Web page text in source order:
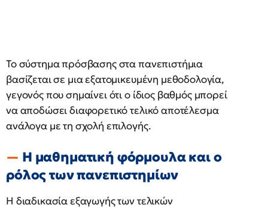
Το σύστημα πρόσβασης στα πανεπιστήμια
βασίζεται σε μια εξατομικευμένη μεθοδολογία,
γεγονός που σημαίνει ότι ο ίδιος βαθμός μπορεί
να αποδώσει διαφορετικό τελικό αποτέλεσμα
ανάλογα με τη σχολή επιλογής.
Η μαθηματική φόρμουλα και ο
ρόλος των πανεπιστημίων
Η διαδικασία εξαγωγής των τελικών